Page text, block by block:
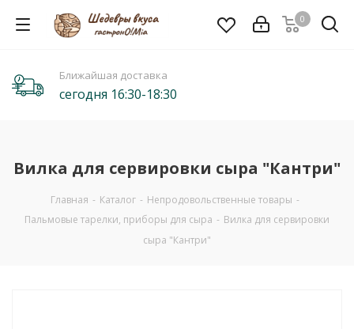
0
Ближайшая доставка
сегодня 16:30-18:30
Вилка для сервировки сыра "Кантри"
Главная - Каталог - Непродовольственные товары -
Пальмовые тарелки, приборы для сыра - Вилка для сервировки
сыра "Кантри"